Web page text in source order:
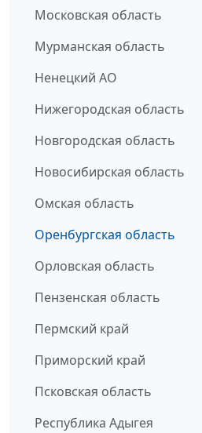
Московская область
Мурманская область
Ненецкий АО
Нижегородская область
Новгородская область
Новосибирская область
Омская область
Оренбургская область
Орловская область
Пензенская область
Пермский край
Приморский край
Псковская область
Республика Адыгея